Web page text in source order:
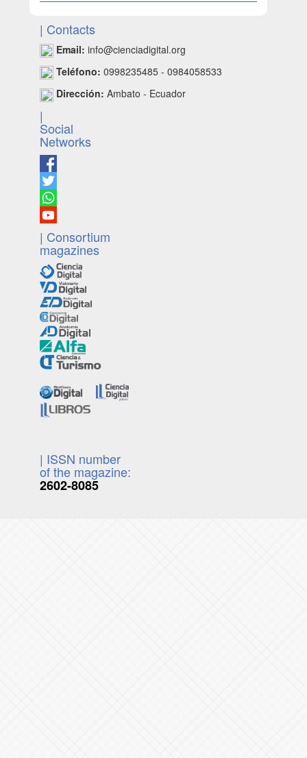
| Contacts
Email: info@cienciadigital.org
Teléfono: 0998235485 - 0984058533
Dirección: Ambato - Ecuador
|
Social
Networks
| Consortium
magazines
| ISSN number
of the magazine:
2602-8085